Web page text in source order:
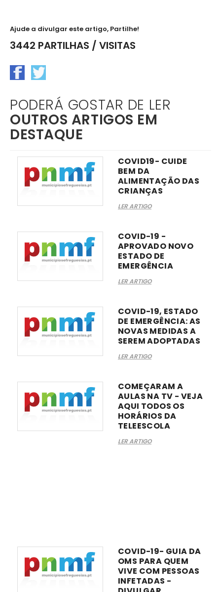
Ajude a divulgar este artigo, Partilhe!
3442 PARTILHAS / VISITAS
PODERÁ GOSTAR DE LER
OUTROS ARTIGOS EM
DESTAQUE
COVID19- CUIDE
BEM DA
ALIMENTAÇÃO DAS
CRIANÇAS
LER ARTIGO
COVID-19 -
APROVADO NOVO
ESTADO DE
EMERGÊNCIA
LER ARTIGO
COVID-19, ESTADO
DE EMERGÊNCIA: AS
NOVAS MEDIDAS A
SEREM ADOPTADAS
LER ARTIGO
COMEÇARAM A
AULAS NA TV - VEJA
AQUI TODOS OS
HORÁRIOS DA
TELEESCOLA
LER ARTIGO
COVID-19- GUIA DA
OMS PARA QUEM
VIVE COM PESSOAS
INFETADAS -